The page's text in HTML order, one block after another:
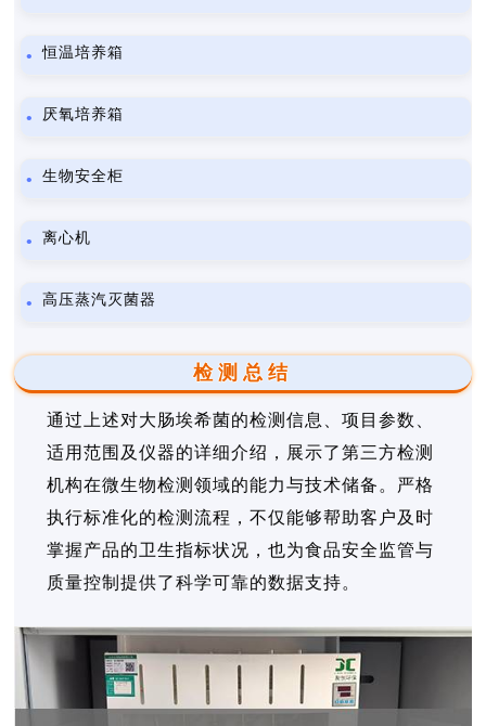
恒温培养箱
厌氧培养箱
生物安全柜
离心机
高压蒸汽灭菌器
检测总结
通过上述对大肠埃希菌的检测信息、项目参数、
适用范围及仪器的详细介绍，展示了第三方检测
机构在微生物检测领域的能力与技术储备。严格
执行标准化的检测流程，不仅能够帮助客户及时
掌握产品的卫生指标状况，也为食品安全监管与
质量控制提供了科学可靠的数据支持。